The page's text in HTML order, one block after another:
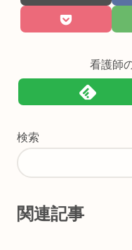
看護師
検索
関連記事